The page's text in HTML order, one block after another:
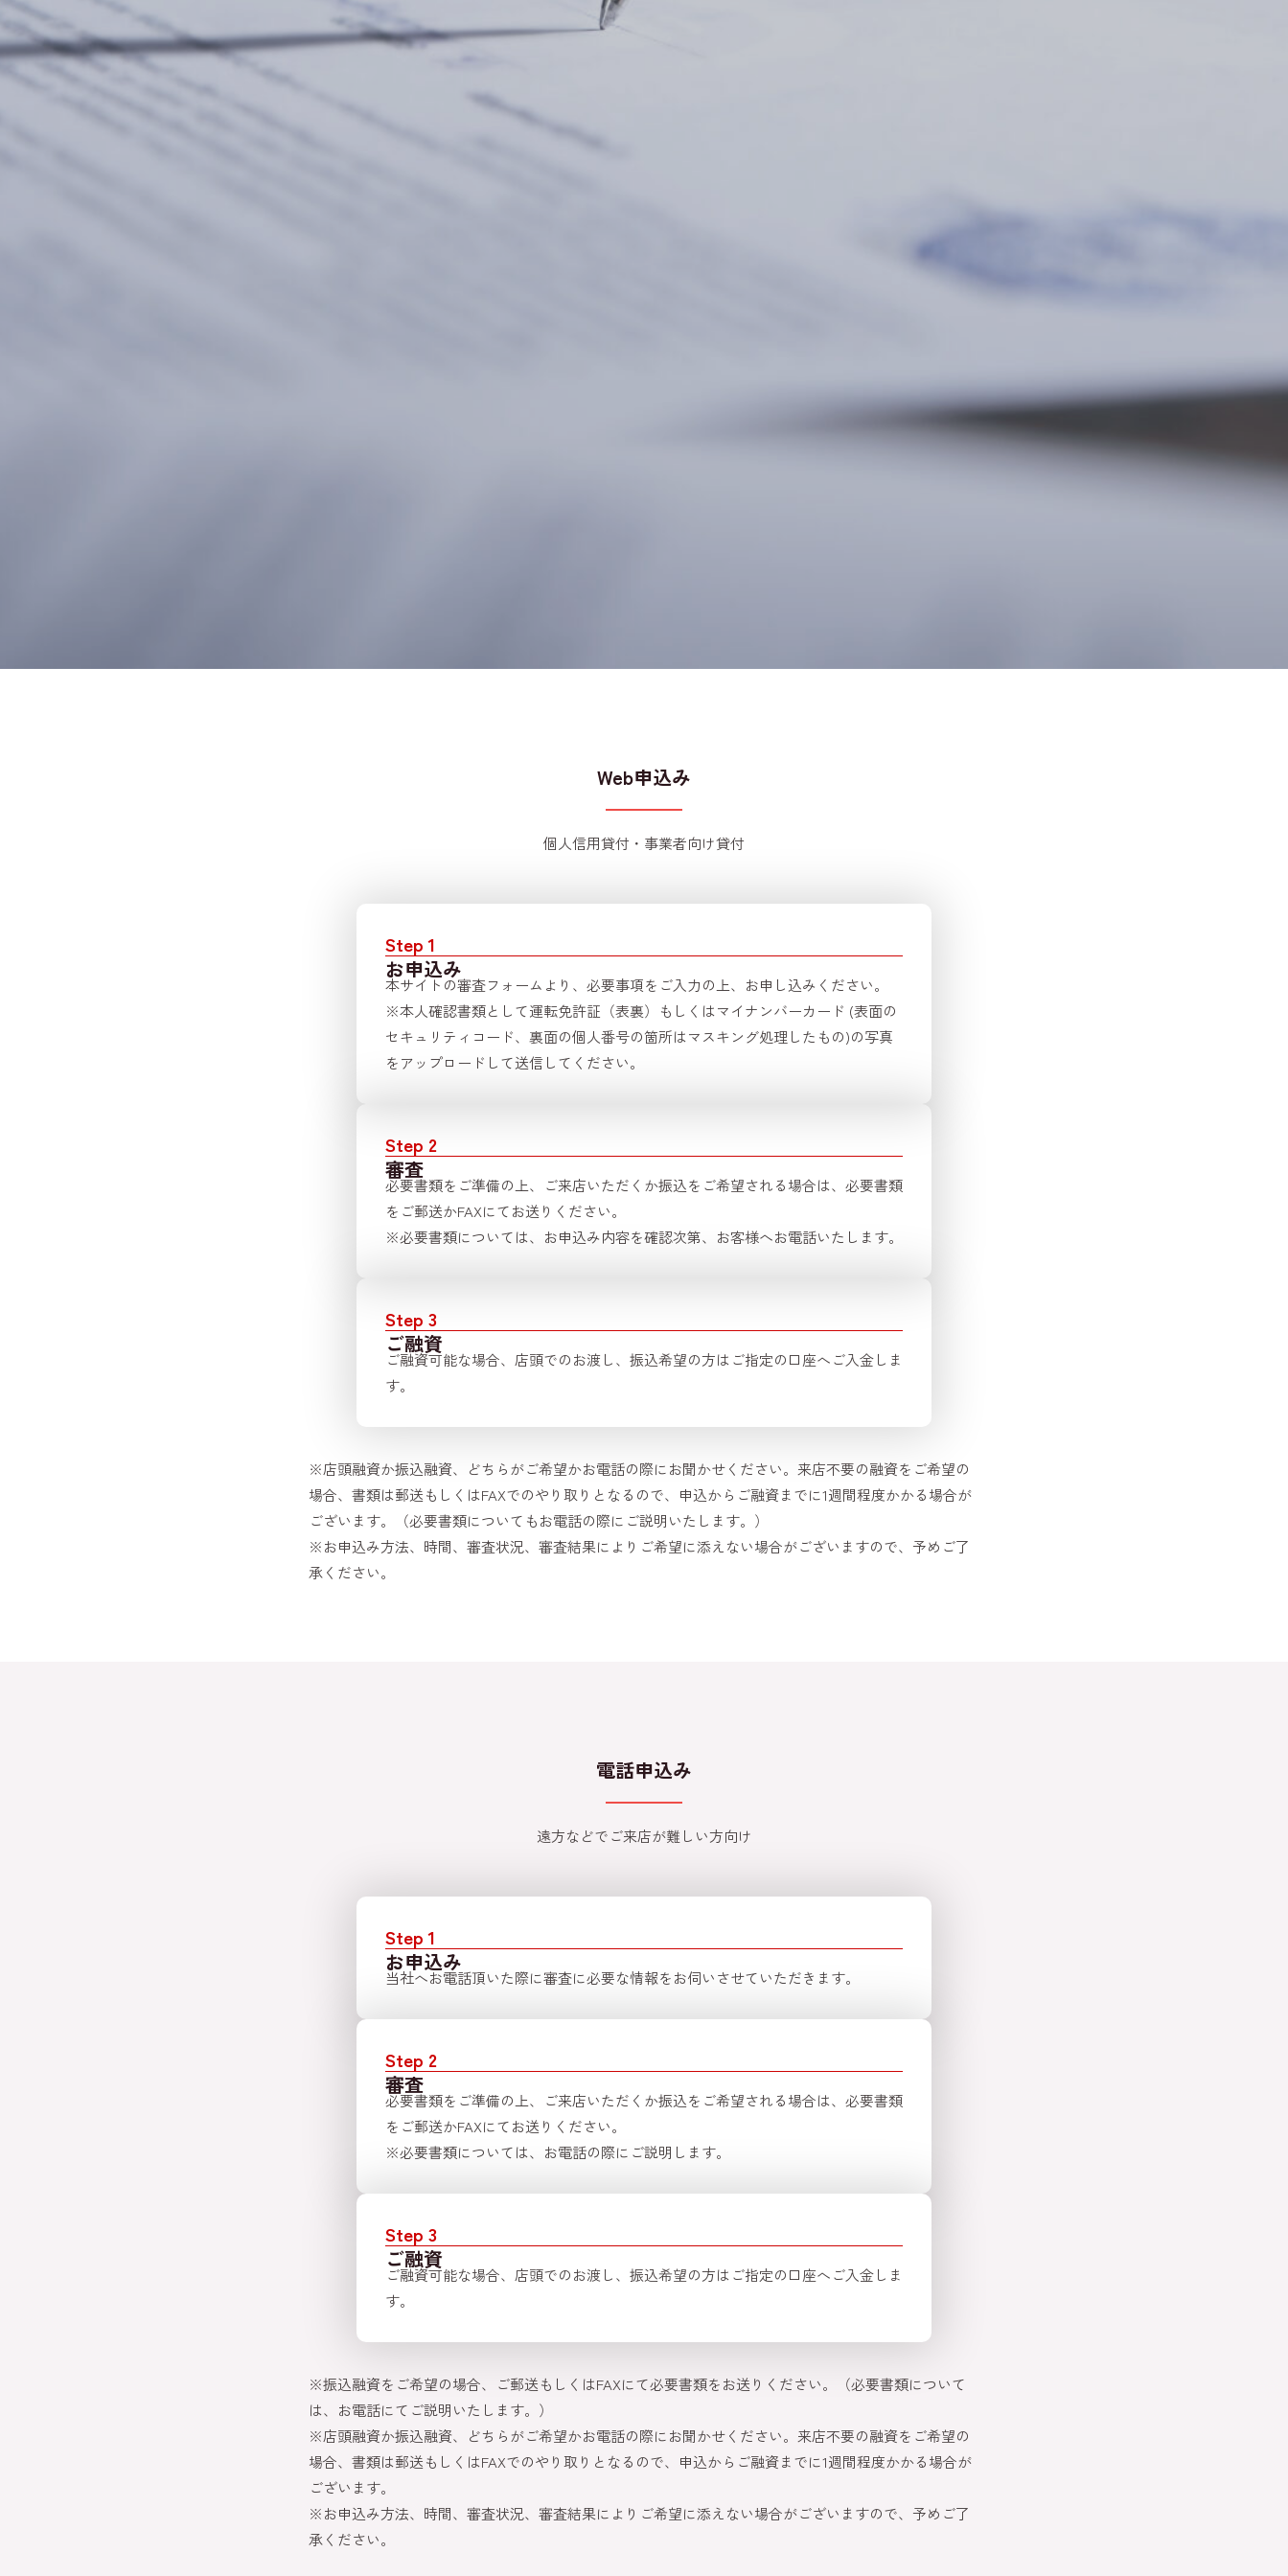
Web申込み
個人信用貸付・事業者向け貸付
Step 1
お申込み
本サイトの審査フォームより、必要事項をご入力の上、お申し込みください。
※本人確認書類として運転免許証（表裏）もしくはマイナンバーカード (表面の
セキュリティコード、裏面の個人番号の箇所はマスキング処理したもの)の写真
をアップロードして送信してください。
Step 2
審査
必要書類をご準備の上、ご来店いただくか振込をご希望される場合は、必要書類
をご郵送かFAXにてお送りください。
※必要書類については、お申込み内容を確認次第、お客様へお電話いたします。
Step 3
ご融資
ご融資可能な場合、店頭でのお渡し、振込希望の方はご指定の口座へご入金しま
す。
※店頭融資か振込融資、どちらがご希望かお電話の際にお聞かせください。来店不要の融資をご希望の
場合、書類は郵送もしくはFAXでのやり取りとなるので、申込からご融資までに1週間程度かかる場合が
ございます。（必要書類についてもお電話の際にご説明いたします。）
※お申込み方法、時間、審査状況、審査結果によりご希望に添えない場合がございますので、予めご了
承ください。
電話申込み
遠方などでご来店が難しい方向け
Step 1
お申込み
当社へお電話頂いた際に審査に必要な情報をお伺いさせていただきます。
Step 2
審査
必要書類をご準備の上、ご来店いただくか振込をご希望される場合は、必要書類
をご郵送かFAXにてお送りください。
※必要書類については、お電話の際にご説明します。
Step 3
ご融資
ご融資可能な場合、店頭でのお渡し、振込希望の方はご指定の口座へご入金しま
す。
※振込融資をご希望の場合、ご郵送もしくはFAXにて必要書類をお送りください。（必要書類について
は、お電話にてご説明いたします。）
※店頭融資か振込融資、どちらがご希望かお電話の際にお聞かせください。来店不要の融資をご希望の
場合、書類は郵送もしくはFAXでのやり取りとなるので、申込からご融資までに1週間程度かかる場合が
ございます。
※お申込み方法、時間、審査状況、審査結果によりご希望に添えない場合がございますので、予めご了
承ください。